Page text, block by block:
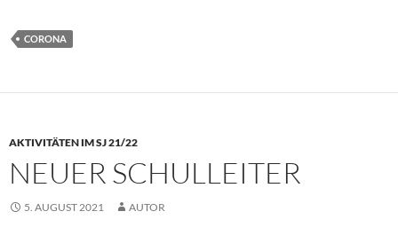
CORONA
AKTIVITÄTEN IM SJ 21/22
NEUER SCHULLEITER
5. AUGUST 2021 AUTOR